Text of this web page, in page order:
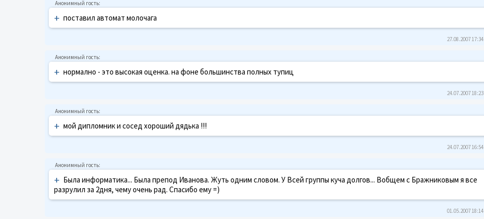
+ поставил автомат молочага
27.08.2007 17:34
+ нормално - это высокая оценка. на фоне большинства полных тупиц
24.07.2007 18:23
+ мой дипломник и сосед хороший дядька !!!
24.07.2007 16:54
+ Была информатика... Была препод Иванова. Жуть одним словом. У Всей группы куча долгов... Вобщем с Бражниковым я все
разрулил за 2дня, чему очень рад. Спасибо ему =)
01.05.2007 18:14